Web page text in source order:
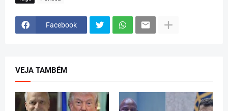
Facebook
VEJA TAMBÉM